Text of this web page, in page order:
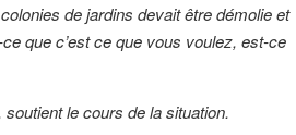
de jardins devait être démolie et
que c’est ce que vous voulez, est-ce
le cours de la situation.